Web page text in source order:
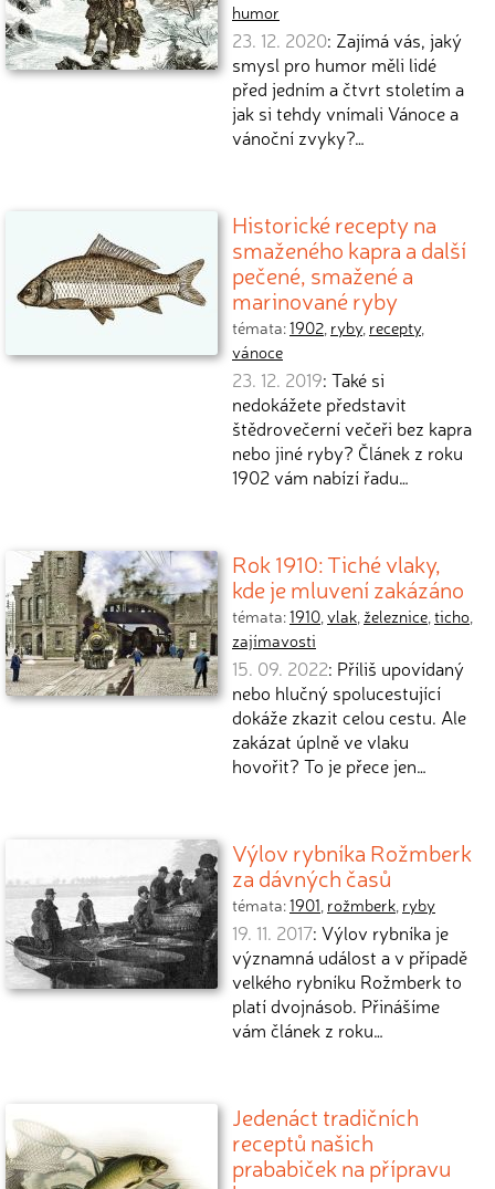
humor
23. 12. 2020: Zajímá vás, jaký
smysl pro humor měli lidé
před jedním a čtvrt stoletím a
jak si tehdy vnímali Vánoce a
vánoční zvyky?…
Historické recepty na
smaženého kapra a další
pečené, smažené a
marinované ryby
témata:1902, ryby, recepty,
vánoce
23. 12. 2019: Také si
nedokážete představit
štědrovečerní večeři bez kapra
nebo jiné ryby? Článek z roku
1902 vám nabízí řadu…
Rok 1910: Tiché vlaky,
kde je mluvení zakázáno
témata:1910,vlak, železnice,ticho,
zajímavosti
15. 09. 2022: Příliš upovídaný
nebo hlučný spolucestující
dokáže zkazit celou cestu. Ale
zakázat úplně ve vlaku
hovořit? To je přece jen…
Výlov rybníka Rožmberk
za dávných časů
témata:1901, rožmberk, ryby
19. 11. 2017: Výlov rybníka je
významná událost a v případě
velkého rybníku Rožmberk to
platí dvojnásob. Přinášíme
vám článek z roku…
Jedenáct tradičních
receptů našich
prababiček na přípravu